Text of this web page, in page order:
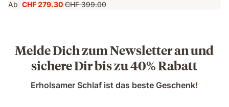
Ab Preis
CHF 279.30 Ursprünglicher
CHF 399.00
Melde Dich zum Newsletter an und
sichere Dir bis zu 40% Rabatt
Erholsamer Schlaf ist das beste Geschenk!